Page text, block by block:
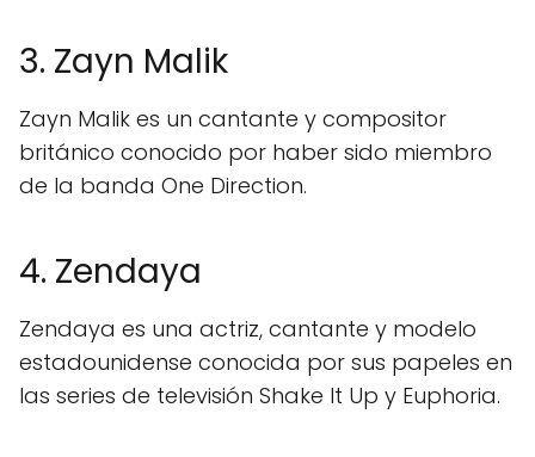
3. Zayn Malik
Zayn Malik es un cantante y compositor
británico conocido por haber sido miembro
de la banda One Direction.
4. Zendaya
Zendaya es una actriz, cantante y modelo
estadounidense conocida por sus papeles en
las series de televisión Shake It Up y Euphoria.